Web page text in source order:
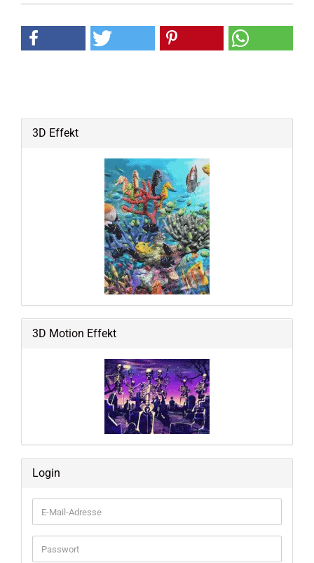
3D Effekt
3D Motion Effekt
Login
E-
Mail-
Adresse
Passwort